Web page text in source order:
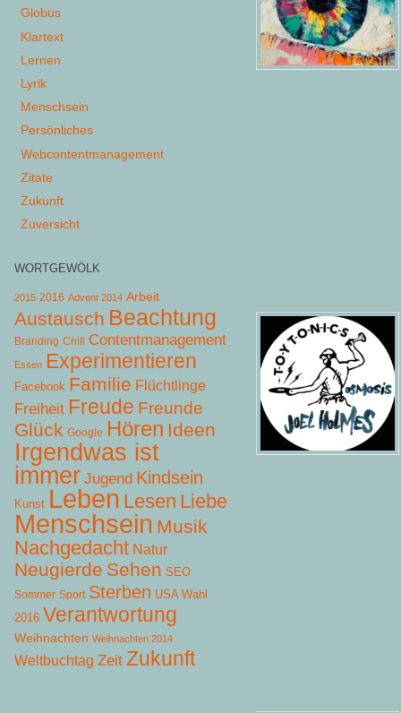
Globus
Klartext
Lernen
Lyrik
Menschsein
Persönliches
Webcontentmanagement
Zitate
Zukunft
Zuversicht
WORTGEWÖLK
2015 2016 Advent 2014 Arbeit
Austausch Beachtung
Branding Chill Contentmanagement
Essen Experimentieren
Facebook Familie Flüchtlinge
Freiheit Freude Freunde
Glück Google Hören Ideen
Irgendwas ist
immer Jugend Kindsein
Kunst Leben Lesen Liebe
Menschsein Musik
Nachgedacht Natur
Neugierde Sehen SEO
Sommer Sport Sterben USA Wahl
2016 Verantwortung
Weihnachten Weihnachten 2014
Weltbuchtag Zeit Zukunft